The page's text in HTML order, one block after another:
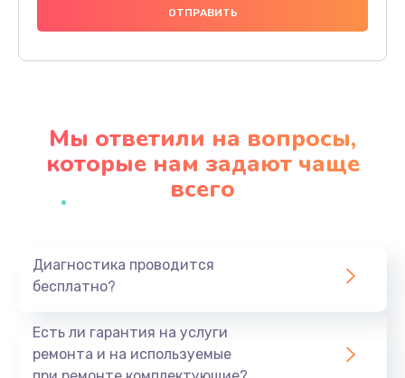
1000 руб.
Заказать
Профилактическая чистка
Заказать
Мы ответили на вопросы,
которые нам задают чаще
всего
Диагностика проводится
бесплатно?
Есть ли гарантия на услуги
ремонта и на используемые